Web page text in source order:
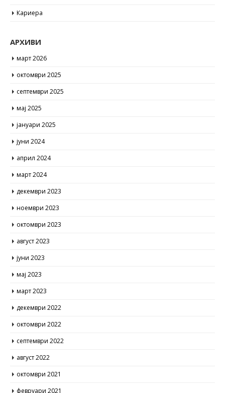
Кариера
АРХИВИ
март 2026
октомври 2025
септември 2025
мај 2025
јануари 2025
јуни 2024
април 2024
март 2024
декември 2023
ноември 2023
октомври 2023
август 2023
јуни 2023
мај 2023
март 2023
декември 2022
октомври 2022
септември 2022
август 2022
октомври 2021
февруари 2021